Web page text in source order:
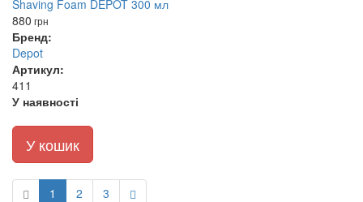
880 грн
Бренд:
Depot
Артикул:
411
У наявності
У кошик
1 2 3